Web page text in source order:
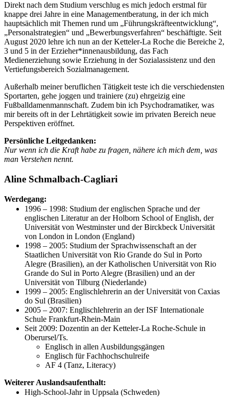
Direkt nach dem Studium verschlug es mich jedoch erstmal für
knappe drei Jahre in eine Managementberatung, in der ich mich
hauptsächlich mit Themen rund um „Führungskräfteentwicklung“,
„Personalstrategien“ und „Bewerbungsverfahren“ beschäftigte. Seit
August 2020 lehre ich nun an der Ketteler-La Roche die Bereiche 2,
3 und 5 in der Erzieher*innenausbildung, das Fach
Medienerziehung sowie Erziehung in der Sozialassistenz und den
Vertiefungsbereich Sozialmanagement.
Außerhalb meiner beruflichen Tätigkeit teste ich die verschiedensten
Sportarten, gehe joggen und trainiere (zu) ehrgeizig eine
Fußballdamenmannschaft. Zudem bin ich Psychodramatiker, was
mir bereits oft in der Lehrtätigkeit sowie im privaten Bereich neue
Perspektiven eröffnet.
Persönliche Leitgedanken:
Nur wenn ich die Kraft habe zu fragen, nähere ich mich dem, was
man Verstehen nennt.
Aline Schmalbach-Cagliari
Werdegang:
1996 – 1998: Studium der englischen Sprache und der
englischen Literatur an der Holborn School of English, der
Universität von Westminster und der Birckbeck Universität
von London in London (England)
1998 – 2005: Studium der Sprachwissenschaft an der
Staatlichen Universität von Rio Grande do Sul in Porto
Alegre (Brasilien), an der Katholischen Universität von Rio
Grande do Sul in Porto Alegre (Brasilien) und an der
Universität von Tilburg (Niederlande)
1999 – 2005: Englischlehrerin an der Universität von Caxias
do Sul (Brasilien)
2005 – 2007: Englischlehrerin an der ISF Internationale
Schule Frankfurt-Rhein-Main
Seit 2009: Dozentin an der Ketteler-La Roche-Schule in
Oberursel/Ts.
Englisch in allen Ausbildungsgängen
Englisch für Fachhochschulreife
AF 4 (Tanz, Literacy)
Weiterer Auslandsaufenthalt:
High-School-Jahr in Uppsala (Schweden)